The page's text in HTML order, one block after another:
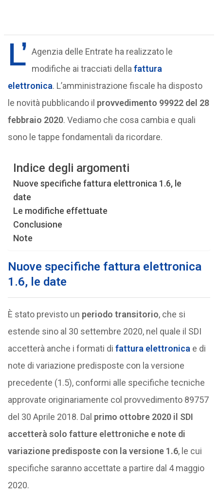
L’ Agenzia delle Entrate ha realizzato le
modifiche ai tracciati della fattura
elettronica. L’amministrazione fiscale ha disposto
le novità pubblicando il provvedimento 99922 del 28
febbraio 2020. Vediamo che cosa cambia e quali
sono le tappe fondamentali da ricordare.
Indice degli argomenti
Nuove specifiche fattura elettronica 1.6, le
date
Le modifiche effettuate
Conclusione
Note
Nuove specifiche fattura elettronica
1.6, le date
È stato previsto un periodo transitorio, che si
estende sino al 30 settembre 2020, nel quale il SDI
accetterà anche i formati di fattura elettronica e di
note di variazione predisposte con la versione
precedente (1.5), conformi alle specifiche tecniche
approvate originariamente col provvedimento 89757
del 30 Aprile 2018. Dal primo ottobre 2020 il SDI
accetterà solo fatture elettroniche e note di
variazione predisposte con la versione 1.6, le cui
specifiche saranno accettate a partire dal 4 maggio
2020.